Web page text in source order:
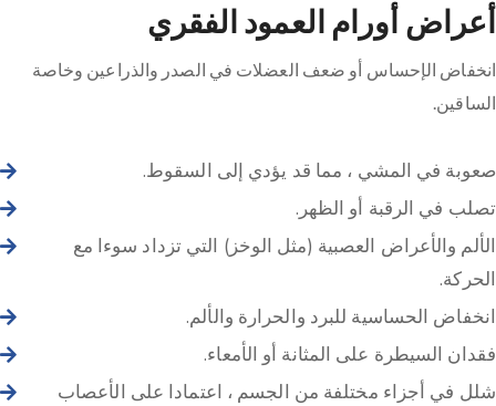
أعراض أورام العمود الفقري
انخفاض الإحساس أو ضعف العضلات في الصدر والذراعين وخاصة
الساقين.
صعوبة في المشي ، مما قد يؤدي إلى السقوط.
تصلب في الرقبة أو الظهر.
الألم والأعراض العصبية (مثل الوخز) التي تزداد سوءا مع
الحركة.
انخفاض الحساسية للبرد والحرارة والألم.
فقدان السيطرة على المثانة أو الأمعاء.
شلل في أجزاء مختلفة من الجسم ، اعتمادا على الأعصاب